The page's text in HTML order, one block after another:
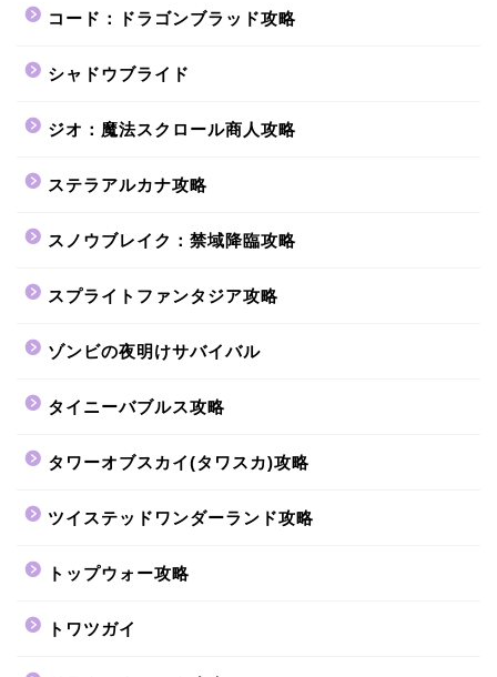
コード：ドラゴンブラッド攻略
シャドウブライド
ジオ：魔法スクロール商人攻略
ステラアルカナ攻略
スノウブレイク：禁域降臨攻略
スプライトファンタジア攻略
ゾンビの夜明けサバイバル
タイニーバブルス攻略
タワーオブスカイ(タワスカ)攻略
ツイステッドワンダーランド攻略
トップウォー攻略
トワツガイ